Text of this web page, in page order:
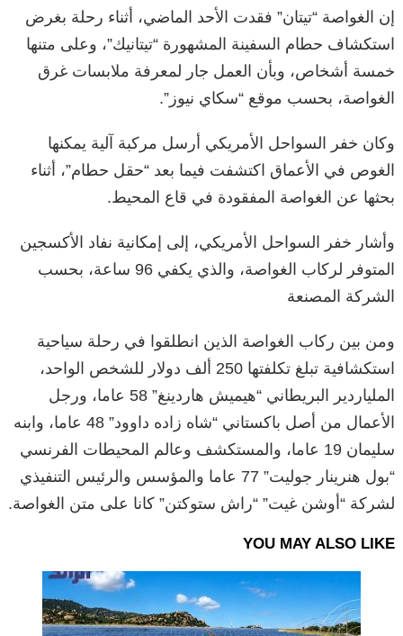
إن الغواصة “تيتان” فقدت الأحد الماضي، أثناء رحلة بغرض
استكشاف حطام السفينة المشهورة “تيتانيك”، وعلى متنها
خمسة أشخاص، وبأن العمل جار لمعرفة ملابسات غرق
الغواصة، بحسب موقع “سكاي نيوز”.
وكان خفر السواحل الأمريكي أرسل مركبة آلية يمكنها
الغوص في الأعماق اكتشفت فيما بعد “حقل حطام”، أثناء
بحثها عن الغواصة المفقودة في قاع المحيط.
وأشار خفر السواحل الأمريكي، إلى إمكانية نفاد الأكسجين
المتوفر لركاب الغواصة، والذي يكفي 96 ساعة، بحسب
الشركة المصنعة
ومن بين ركاب الغواصة الذين انطلقوا في رحلة سياحية
استكشافية تبلغ تكلفتها 250 ألف دولار للشخص الواحد،
الملياردير البريطاني “هيميش هاردينغ” 58 عاما، ورجل
الأعمال من أصل باكستاني “شاه زاده داوود” 48 عاما، وابنه
سليمان 19 عاما، والمستكشف وعالم المحيطات الفرنسي
“بول هنرينار جوليت” 77 عاما والمؤسس والرئيس التنفيذي
لشركة “أوشن غيت” “راش ستوكتن” كانا على متن الغواصة.
YOU MAY ALSO LIKE